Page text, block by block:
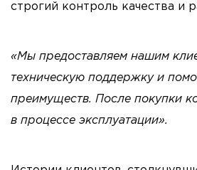
строгий контроль качества и
«Мы предоставляем нашим
техническую поддержку и
преимуществ. После покупки
в процессе эксплуатации».